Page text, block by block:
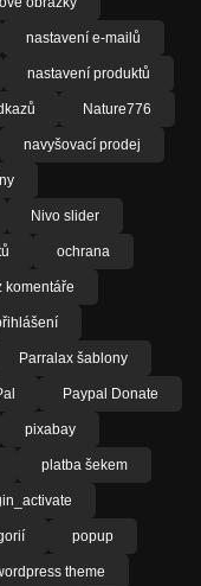
nastavení e-mailů
nastavení produktů
Nature776
navyšovací prodej
Nivo slider
ochrana
komentáře
Parralax šablony
Paypal Donate
pixabay
platba šekem
popup
theme